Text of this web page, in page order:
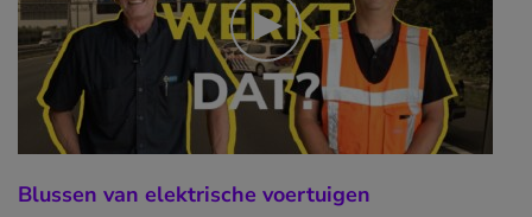
Blussen van elektrische voertuigen